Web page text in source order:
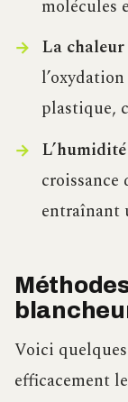
molécules
La chaleur
plastique,
entraînant
Voici
efficacement